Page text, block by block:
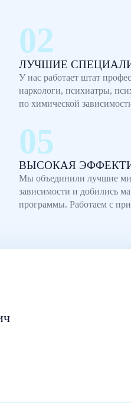
ЛУЧШИЕ
У нас работает штат
наркологи, психиатры,
по химической
ВЫСОКАЯ
Мы объединили лучшие
зависимости и добились
программы. Работаем с